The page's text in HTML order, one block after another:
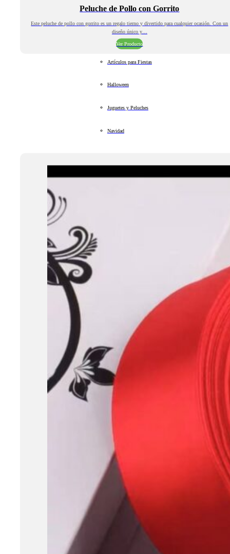
Peluche de Pollo con Gorrito
Este peluche de pollo con gorrito es un regalo tierno y divertido para cualquier ocasión. Con un
diseño único y…
Ver Producto
Artículos para Fiestas
Halloween
Juguetes y Peluches
Navidad